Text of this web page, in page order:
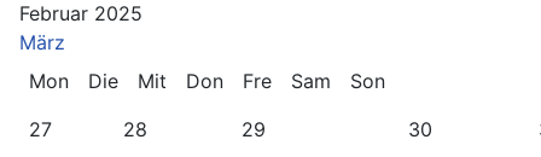
Februar 2025
März
Mon
Die Mit Don Fre Sam
Son
27
28 29 30